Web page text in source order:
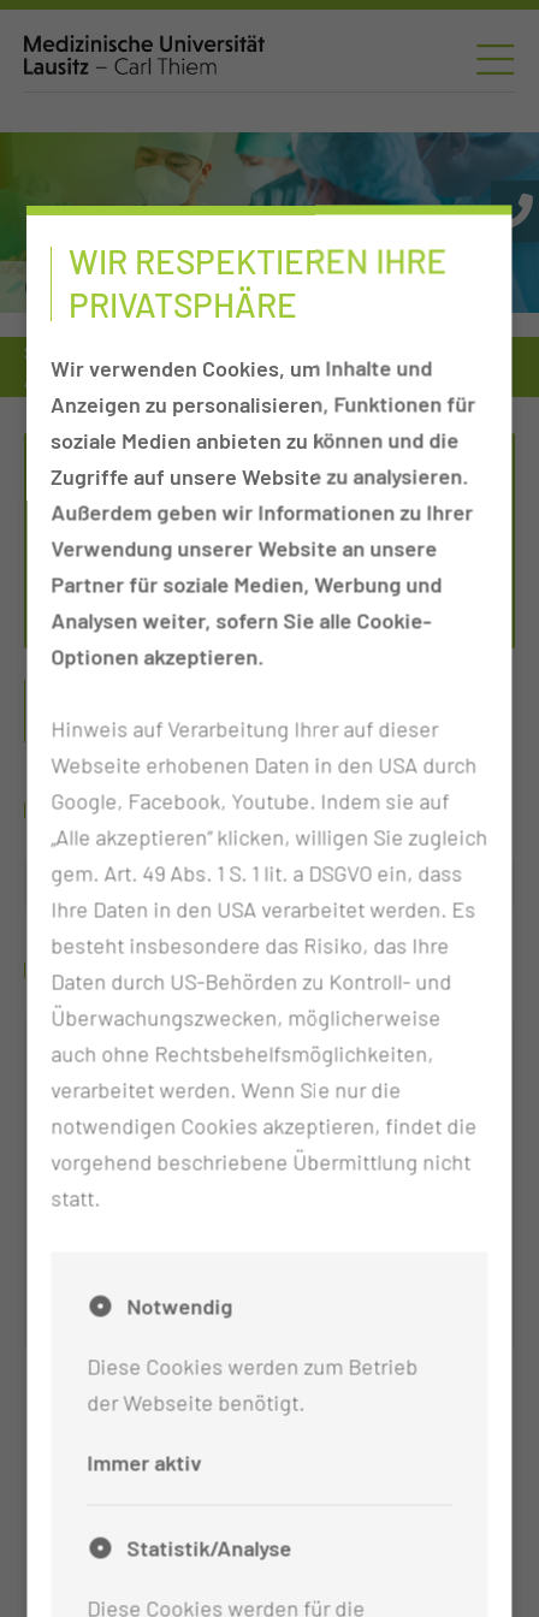
Chirurgie
Sprechstunde
Adipositas- & Metabolische Chirurgie-Sprechstunde
TERMINVEREINBARUNG CATRIN
SCHREIBER / ANETT LEHMANN
Tel.: +49 355 46 3116
CHIRURGIE-SPRECHSTUNDE
WANN FINDET DIE SPRECHSTUNDE STATT?
Freitag 11:00 - 13:00 Uhr
WER BIETET DIE SPRECHSTUNDE AN?
Dr. med. Dai Que Vu
WIR RESPEKTIEREN IHRE
PRIVATSPHÄRE
Wir verwenden Cookies, um Inhalte und
Anzeigen zu personalisieren, Funktionen für
soziale Medien anbieten zu können und die
Zugriffe auf unsere Website zu analysieren.
Außerdem geben wir Informationen zu Ihrer
Verwendung unserer Website an unsere
Partner für soziale Medien, Werbung und
Analysen weiter, sofern Sie alle Cookie-
Optionen akzeptieren.
Hinweis auf Verarbeitung Ihrer auf dieser
Webseite erhobenen Daten in den USA durch
Google, Facebook, Youtube. Indem sie auf
„Alle akzeptieren“ klicken, willigen Sie zugleich
gem. Art. 49 Abs. 1 S. 1 lit. a DSGVO ein, dass
Ihre Daten in den USA verarbeitet werden. Es
besteht insbesondere das Risiko, das Ihre
Daten durch US-Behörden zu Kontroll- und
Überwachungszwecken, möglicherweise
auch ohne Rechtsbehelfsmöglichkeiten,
verarbeitet werden. Wenn Sie nur die
notwendigen Cookies akzeptieren, findet die
vorgehend beschriebene Übermittlung nicht
statt.
Notwendig
Diese Cookies werden zum Betrieb
der Webseite benötigt.
Immer aktiv
Statistik/Analyse
Diese Cookies werden für die